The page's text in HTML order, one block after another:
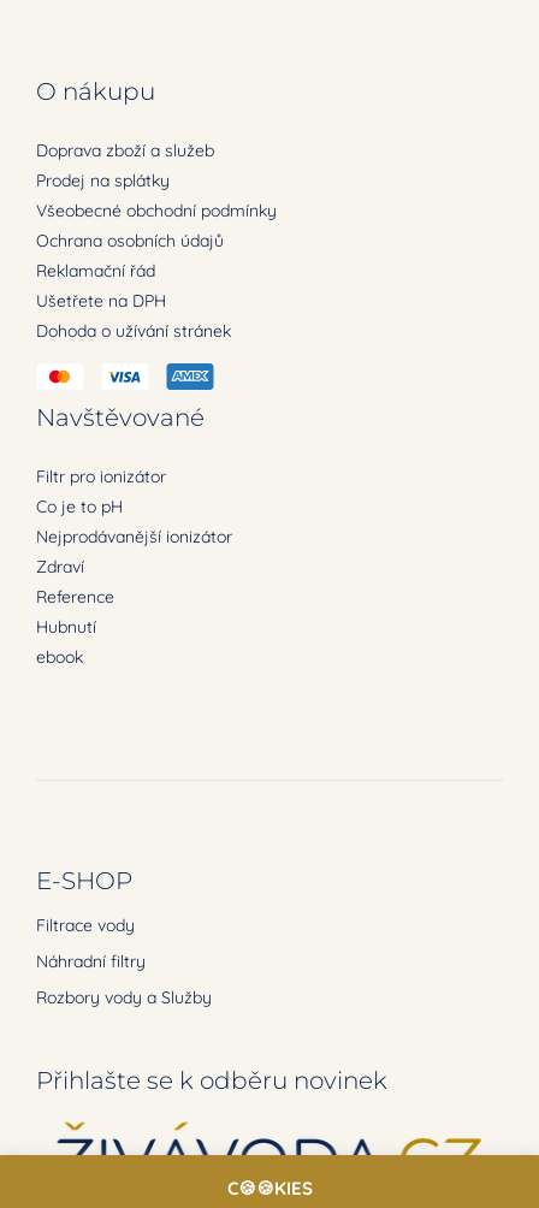
O nákupu
Doprava zboží a služeb
Prodej na splátky
Všeobecné obchodní podmínky
Ochrana osobních údajů
Reklamační řád
Ušetřete na DPH
Dohoda o užívání stránek
E-SHOP
Filtrace vody
Náhradní filtry
Rozbory vody a Služby
Navštěvované
Filtr pro ionizátor
Co je to pH
Nejprodávanější ionizátor
Zdraví
Reference
Hubnutí
ebook
Přihlašte se k odběru novinek
C🍪🍪KIES